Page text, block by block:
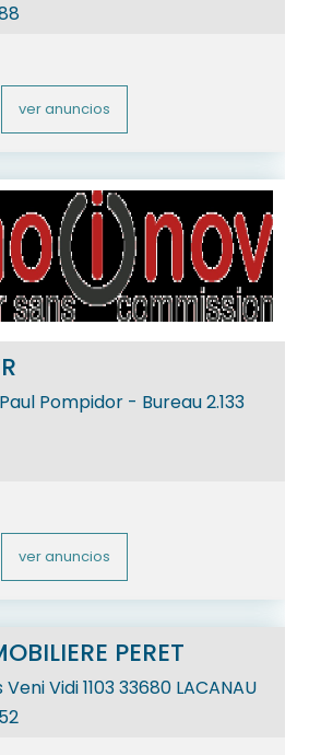
ver anuncios
Pompidor - Bureau 2.133
ver anuncios
PERET
Vidi 110333680 LACANAU